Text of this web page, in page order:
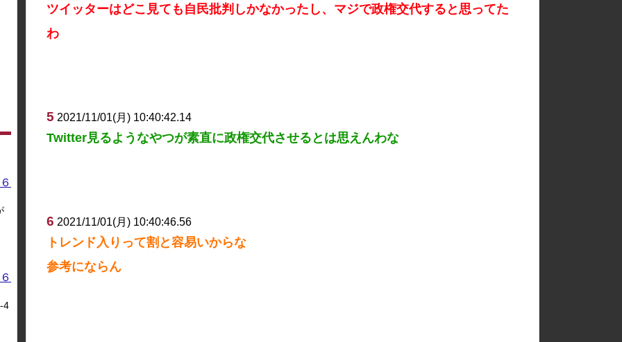
ツイッターはどこ見ても自民批判しかなかったし、マジで政権交代すると思ってた
わ
5 2021/11/01(月) 10:40:42.14
Twitter見るようなやつが素直に政権交代させるとは思えんわな
6 2021/11/01(月) 10:40:46.56
トレンド入りって割と容易いからな
参考にならん
4